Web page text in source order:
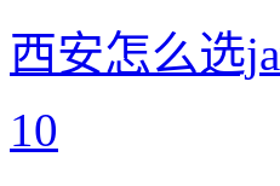
西安怎么选
10